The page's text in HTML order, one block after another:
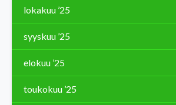
lokakuu ’25
syyskuu ’25
elokuu ’25
toukokuu ’25